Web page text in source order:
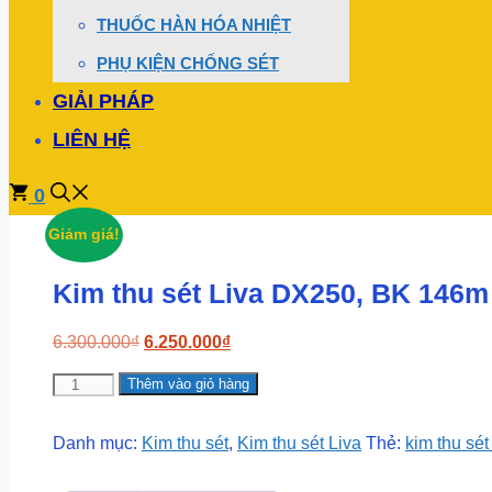
THUỐC HÀN HÓA NHIỆT
PHỤ KIỆN CHỐNG SÉT
GIẢI PHÁP
LIÊN HỆ
0
Giảm giá!
Kim thu sét Liva DX250, BK 146m
6.300.000₫ Giá
là:
6.250.000₫Giá
tại
6.250.000₫.
Kim
Liva
Thêm vào giỏ hàng
Danh mục: Kim thu sét, Kim thu sét Liva Thẻ: kim thu